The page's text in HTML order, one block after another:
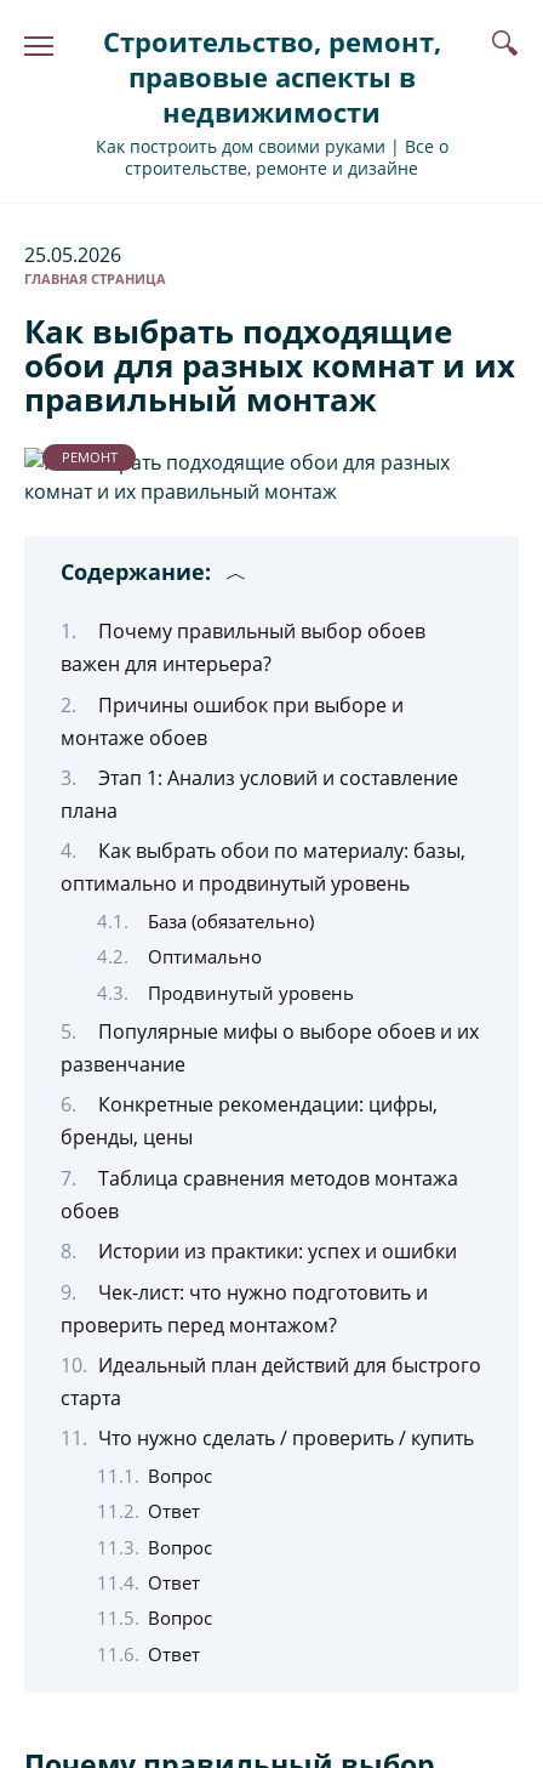
Строительство, ремонт,
правовые аспекты в
недвижимости
Как построить дом своими руками | Все о
строительстве, ремонте и дизайне
25.05.2026
ГЛАВНАЯ СТРАНИЦА
Как выбрать подходящие
обои для разных комнат и их
правильный монтаж
РЕМОНТ
Содержание:
Почему правильный выбор обоев
важен для интерьера?
Причины ошибок при выборе и
монтаже обоев
Этап 1: Анализ условий и составление
плана
Как выбрать обои по материалу: базы,
оптимально и продвинутый уровень
База (обязательно)
Оптимально
Продвинутый уровень
Популярные мифы о выборе обоев и их
развенчание
Конкретные рекомендации: цифры,
бренды, цены
Таблица сравнения методов монтажа
обоев
Истории из практики: успех и ошибки
Чек-лист: что нужно подготовить и
проверить перед монтажом?
Идеальный план действий для быстрого
старта
Что нужно сделать / проверить / купить
Вопрос
Ответ
Вопрос
Ответ
Вопрос
Ответ